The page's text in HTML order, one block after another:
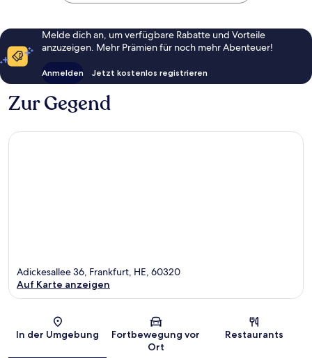
Melde dich an, um verfügbare Rabatte und Vorteile
anzuzeigen. Mehr Prämien für noch mehr Abenteuer!
Anmelden Jetzt kostenlos registrieren
Zur Gegend
Karte
Adickesallee 36, Frankfurt, HE, 60320
Auf Karte anzeigen
In der Umgebung
Fortbewegung vor
Ort
Restaurants